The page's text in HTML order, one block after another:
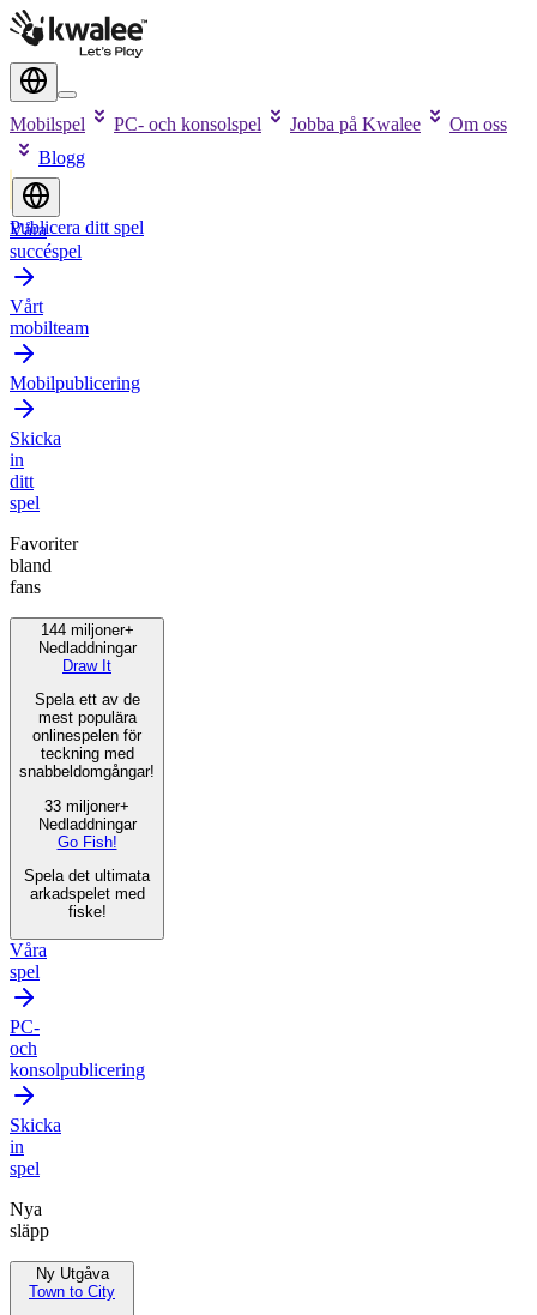
Mobilspel PC- och konsolspel Jobba på Kwalee
Om oss
Blogg
Publicera ditt spel
Våra
succéspel
Vårt
mobilteam
Mobilpublicering
Skicka
in
ditt
spel
Favoriter
bland
fans
144 miljoner+
Nedladdningar
Draw It
Spela ett av de
mest populära
onlinespelen för
teckning med
snabbeldomgångar!
33 miljoner+
Nedladdningar
Go Fish!
Spela det ultimata
arkadspelet med
fiske!
Våra
spel
PC-
och
konsolpublicering
Skicka
in
spel
Nya
släpp
Ny Utgåva
Town to City